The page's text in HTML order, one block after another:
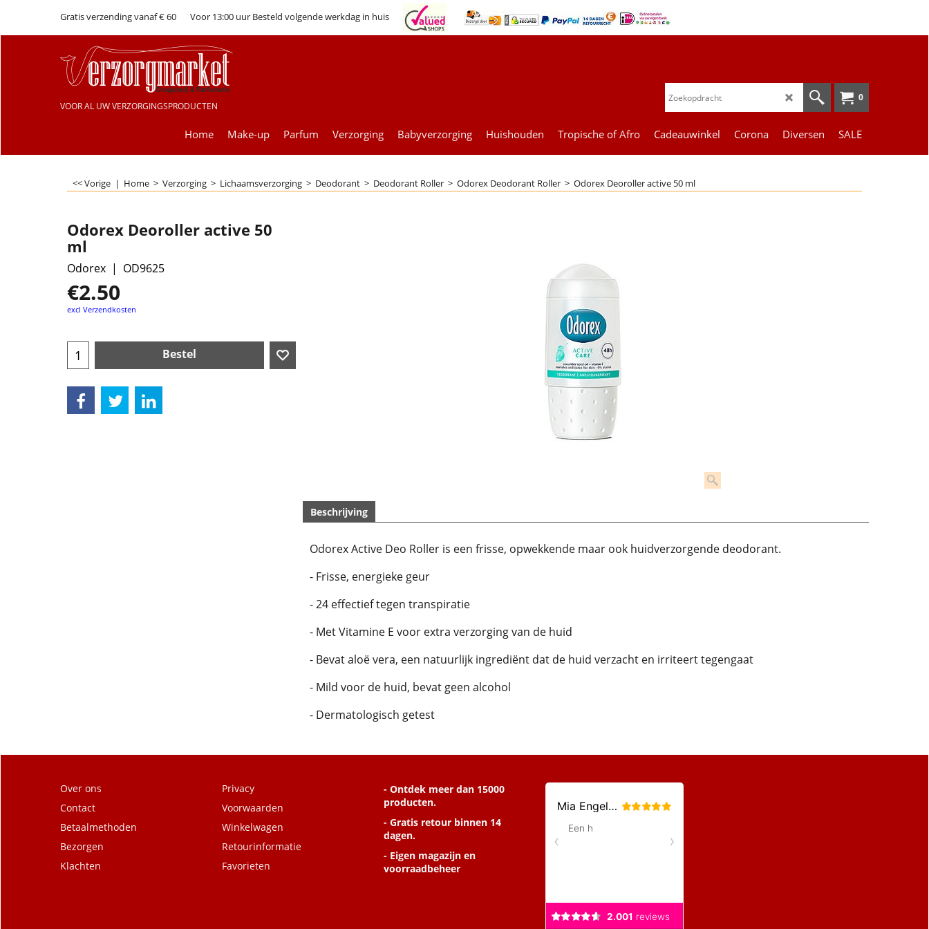
Gratis verzending vanaf € 60 Voor 13:00 uur Besteld volgende werkdag in huis
VOOR AL UW VERZORGINGSPRODUCTEN
0
Home Make-up Parfum Verzorging Babyverzorging Huishouden Tropische of Afro Cadeauwinkel Corona Diversen SALE
<< Vorige | Home > Verzorging > Lichaamsverzorging > Deodorant > Deodorant Roller > Odorex Deodorant Roller > Odorex Deoroller active 50 ml
Odorex Deoroller active 50
ml
Odorex OD9625
€2.50
excl Verzendkosten
Bestel
Beschrijving
Odorex Active Deo Roller is een frisse, opwekkende maar ook huidverzorgende deodorant.
- Frisse, energieke geur
- 24 effectief tegen transpiratie
- Met Vitamine E voor extra verzorging van de huid
- Bevat aloë vera, een natuurlijk ingrediënt dat de huid verzacht en irriteert tegengaat
- Mild voor de huid, bevat geen alcohol
- Dermatologisch getest
Over ons
Contact
Betaalmethoden
Bezorgen
Klachten
Privacy
Voorwaarden
Winkelwagen
Retourinformatie
Favorieten
- Ontdek meer dan 15000
producten.
- Gratis retour binnen 14
dagen.
- Eigen magazijn en
voorraadbeheer